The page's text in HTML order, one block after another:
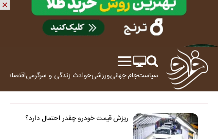
سیاستجام جهانیورزشیحوادث زندگی و سرگرمیاقتصاد
ریزش قیمت خودرو چقدر احتمال دارد؟